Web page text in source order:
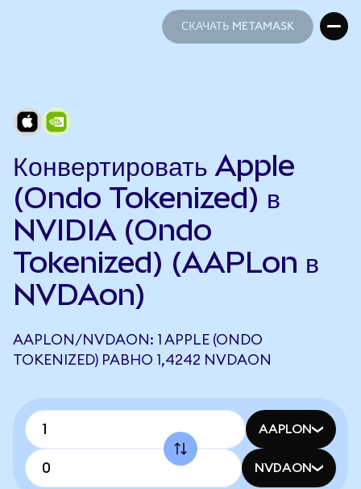
СКАЧАТЬ METAMASK
Конвертировать Apple
(Ondo Tokenized) в
NVIDIA (Ondo
Tokenized) (AAPLon в
NVDAon)
AAPLON/NVDAON: 1 APPLE (ONDO
TOKENIZED) РАВНО 1,4242 NVDAON
AAPLON
NVDAON